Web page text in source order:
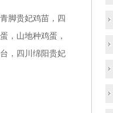
脚贵妃鸡苗，四
，山地种鸡蛋，
，四川绵阳贵妃